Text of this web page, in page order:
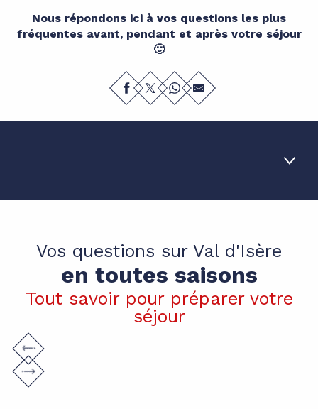
Nous répondons ici à vos questions les plus
fréquentes avant, pendant et après votre séjour
🙂
En été
En hiver
Vos questions sur Val d'Isère
en toutes saisons
Tout savoir pour préparer votre
séjour